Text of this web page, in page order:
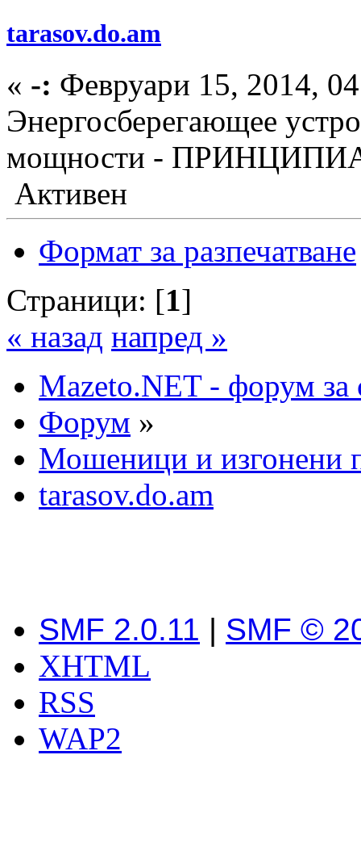
tarasov.do.am
« -: Февруари 15, 2014,
Энергосберегающее
мощности -
Активен
Формат за разпечатване
Страници: [1]
« назад напред »
Mazeto.NET - форум за
Форум »
Мошеници и изгонени
tarasov.do.am
SMF 2.0.11 | SMF ©
XHTML
RSS
WAP2